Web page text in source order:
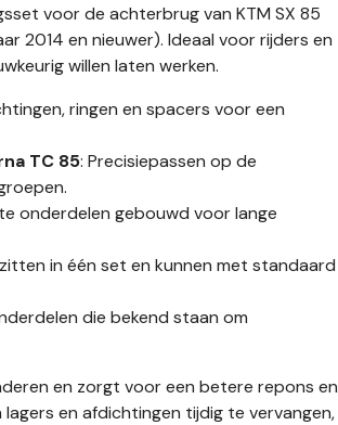
voor de achterbrug van KTM SX 85
2014 en nieuwer). Ideaal voor rijders en
willen laten werken.
ringen en spacers voor een
TC 85: Precisiepassen op de
onderdelen gebouwd voor lange
in één set en kunnen met standaard
die bekend staan om
en zorgt voor een betere repons en
en afdichtingen tijdig te vervangen,